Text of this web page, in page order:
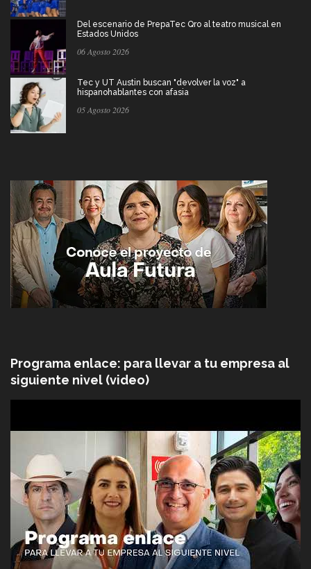
Del escenario de PrepaTec Qro al teatro musical en
Estados Unidos
06 Agosto 2026
Tec y UT Austin buscan "devolver la voz" a
hispanohablantes con afasia
05 Agosto 2026
Programa enlace: para llevar a tu empresa al
siguiente nivel (video)